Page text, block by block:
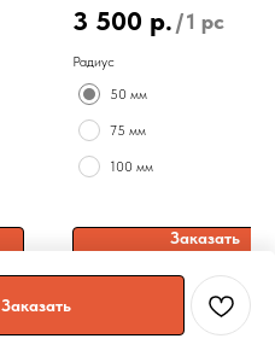
Заказать
3 500 р./1 pc
Радиус
50 мм
75 мм
100 мм
Заказать